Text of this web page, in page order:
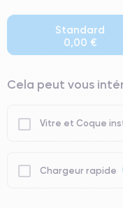
● Batterie : usage intensif.
● Seuls 5% de nos
Standard
0,00 €
Cela peut vous
Vitre et Coque
Chargeur rapide